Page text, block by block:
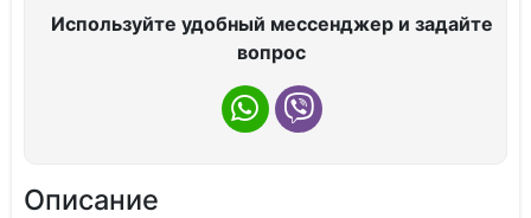
Используйте удобный мессенджер и задайте
вопрос
Описание